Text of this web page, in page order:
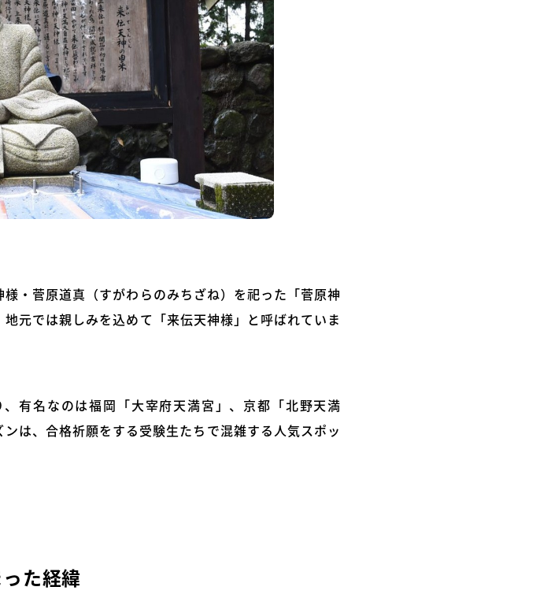
・菅原道真（すがわらのみちざね）を祀った「菅原神
元では親しみを込めて「来伝天神様」と呼ばれていま
有名なのは福岡「大宰府天満宮」、京都「北野天満
は、合格祈願をする受験生たちで混雑する人気スポッ
た経緯